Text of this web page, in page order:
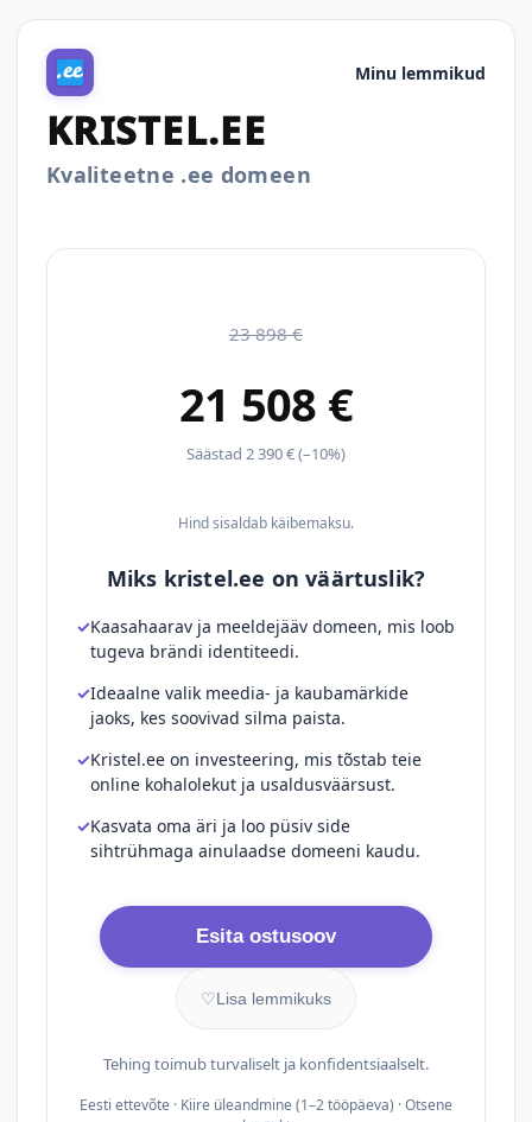
Minu lemmikud
KRISTEL.EE
Kvaliteetne .ee domeen
23 898 €
21 508 €
Säästad 2 390 € (–10%)
Hind sisaldab käibemaksu.
Miks kristel.ee on väärtuslik?
Kaasahaarav ja meeldejääv domeen, mis loob
tugeva brändi identiteedi.
Ideaalne valik meedia- ja kaubamärkide
jaoks, kes soovivad silma paista.
Kristel.ee on investeering, mis tõstab teie
online kohalolekut ja usaldusväärsust.
Kasvata oma äri ja loo püsiv side
sihtrühmaga ainulaadse domeeni kaudu.
Esita ostusoov
♡Lisa lemmikuks
Tehing toimub turvaliselt ja konfidentsiaalselt.
Eesti ettevõte · Kiire üleandmine (1–2 tööpäeva) · Otsene